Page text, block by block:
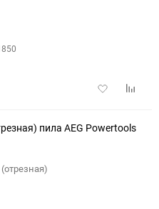
Добавить
пила AEG Powertools